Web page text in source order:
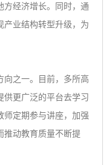
方经济增长。同时，通
产业结构转型升级，为
向之一。目前，多所高
供更广泛的平台去学习
师定期参与讲座，加强
推动教育质量不断提